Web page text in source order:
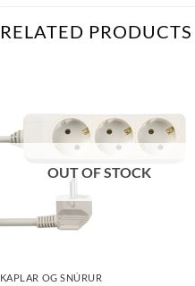
RELATED PRODUCTS
Bæta
við á
óskalista
OUT OF STOCK
KAPLAR OG SNÚRUR